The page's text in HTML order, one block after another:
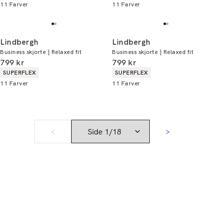
11 Farver
11 Farver
Lindbergh
Business skjorte | Relaxed fit
I alt (inkl. rabat)
799 kr
Produkt egenskaber
SUPERFLEX
11 Farver
Lindbergh
Business skjorte | Relaxed fit
I alt (inkl. rabat)
799 kr
Produkt egenskaber
SUPERFLEX
11 Farver